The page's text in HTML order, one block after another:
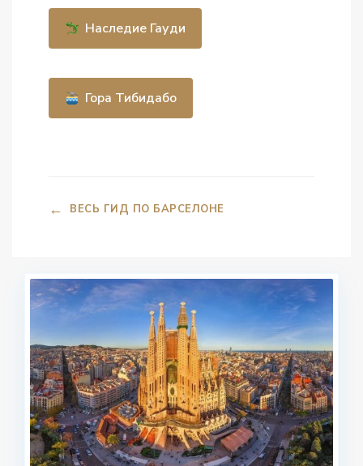
Наследие Гауди
Гора Тибидабо
← ВЕСЬ ГИД ПО БАРСЕЛОНЕ